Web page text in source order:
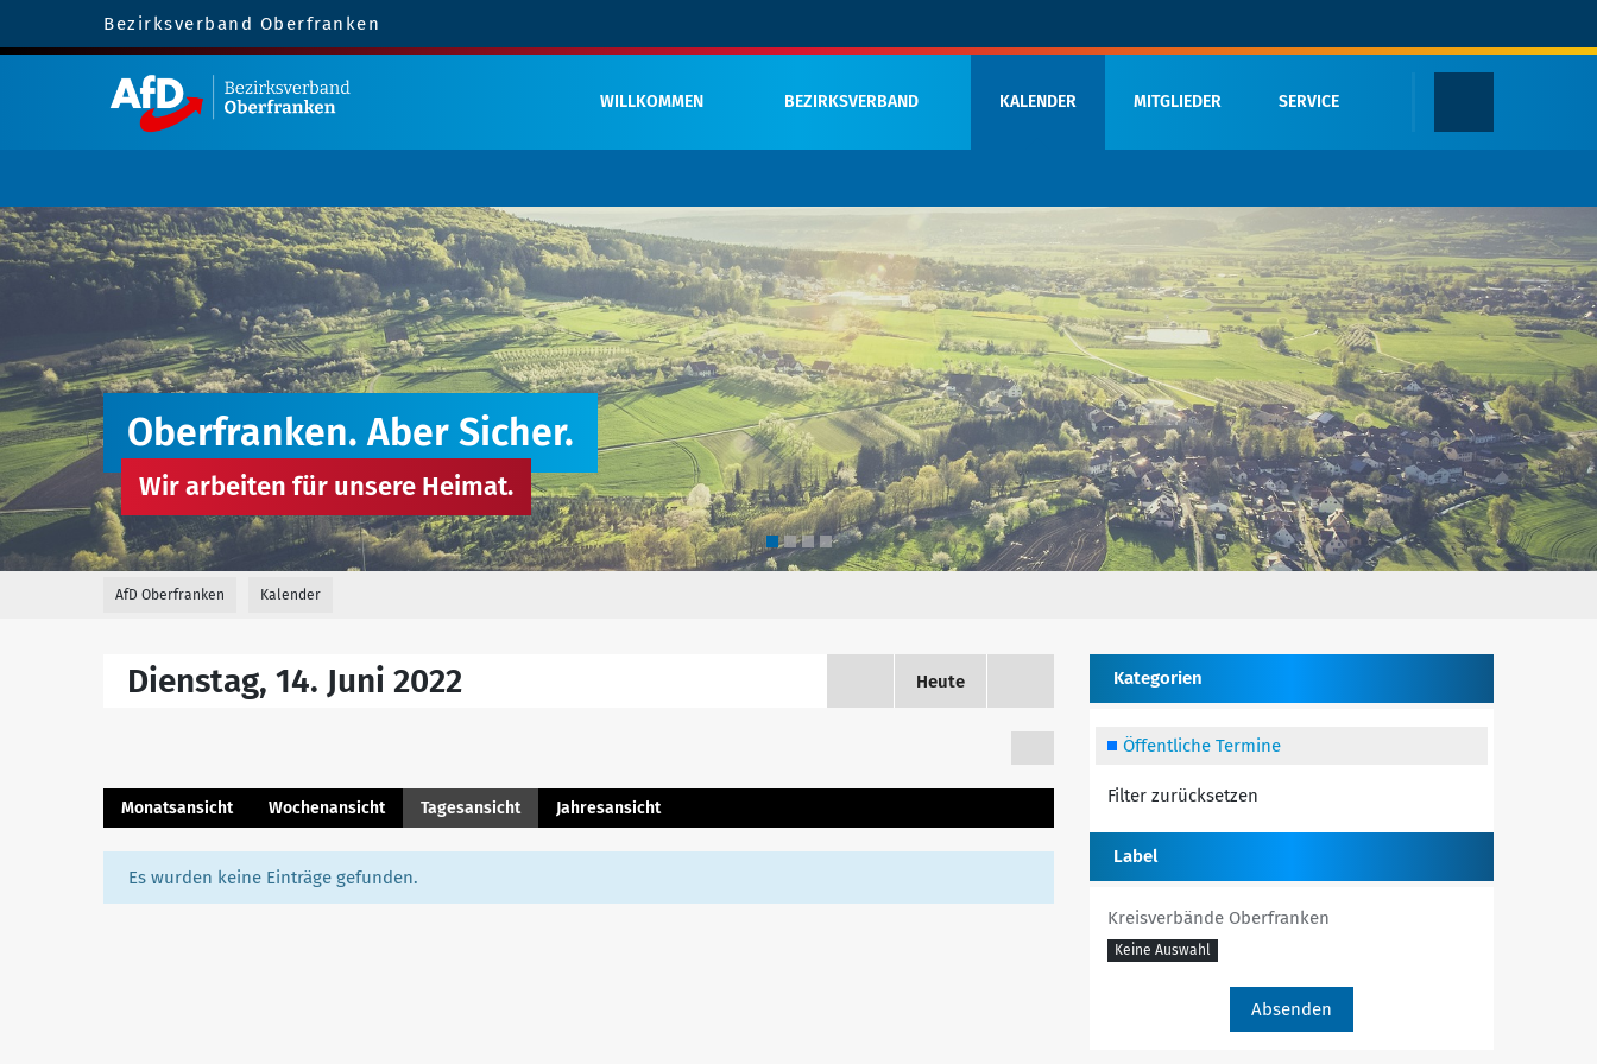
Bezirksverband Oberfranken
WILLKOMMEN BEZIRKSVERBAND KALENDER MITGLIEDER SERVICE
Oberfranken. Aber Sicher.
Wir arbeiten für unsere Heimat.
AfD Oberfranken Kalender
Dienstag, 14. Juni 2022 Heute
Monatsansicht Wochenansicht Tagesansicht Jahresansicht
Es wurden keine Einträge gefunden.
Kategorien
Öffentliche Termine
Filter zurücksetzen
Label
Kreisverbände Oberfranken
Keine Auswahl